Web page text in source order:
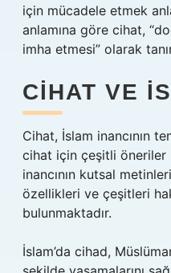
için mücadele etmek
anlamına göre cihat,
imha etmesi” olarak
CIHAT VE
Cihat, İslam inancının
cihat için çeşitli öneriler
inancının kutsal
özellikleri ve çeşitleri
bulunmaktadır.
İslam’da cihad,